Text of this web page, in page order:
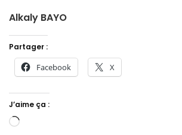
Alkaly BAYO
Partager :
Facebook X
J’aime ça :
Chargement…